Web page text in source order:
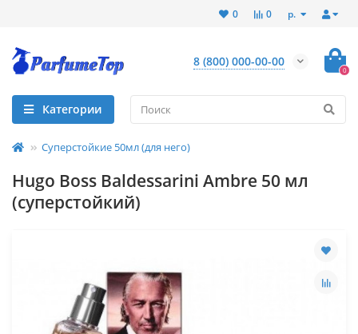
р.
0
0
8 (800) 000-00-00
0
Категории
Суперстойкие 50мл (для него)
Hugo Boss Baldessarini Ambre 50 мл
(суперстойкий)